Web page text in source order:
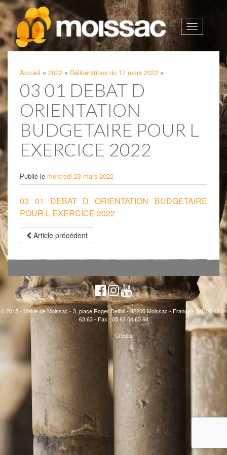
Afficher
Accueil » 2022 » Délibérations du 17 mars 2022 »
03 01 DEBAT D
ORIENTATION
BUDGETAIRE POUR L
EXERCICE 2022
Publié le mercredi 23 mars 2022
03 01 DEBAT D ORIENTATION BUDGETAIRE
POUR L EXERCICE 2022
Article précédent
© 2015 - Mairie de Moissac - 3, place Roger Delthil - 82200 Moissac - France - Tél. 05 63 04
63 63 - Fax : 05 63 04 63 64
Crédits